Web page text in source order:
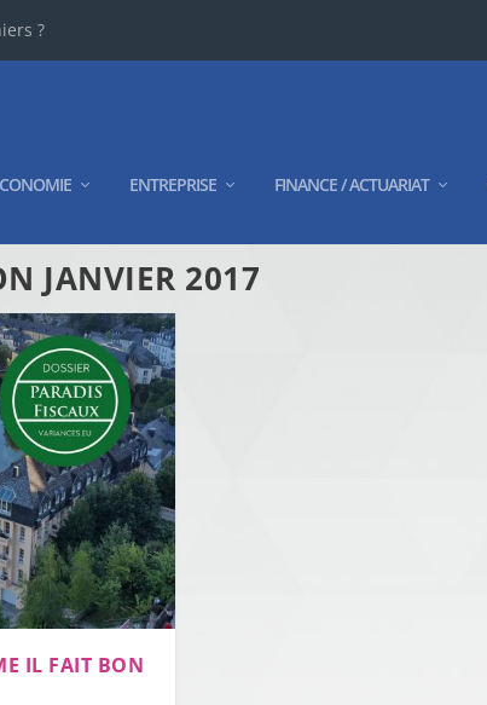
?
ENTREPRISE FINANCE / ACTUARIAT
JANVIER 2017
IL FAIT BON